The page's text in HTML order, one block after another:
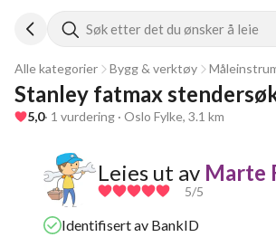
Søk etter det du ønsker å leie
Alle kategorier Bygg & verktøy
Stanley fatmax
5,0· 1 vurdering · Oslo Fylke, 3.1 km
Leies ut av Marte
5/5
Identifisert av BankID